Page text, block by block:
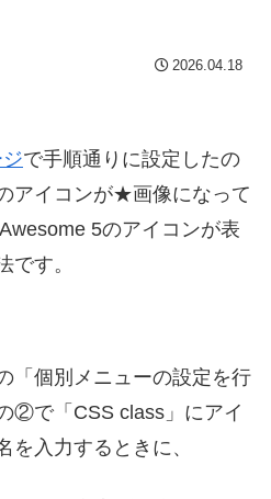
2026.04.18
で手順通りに設定したの
アイコンが★画像になって
5のアイコンが表
です。
「個別メニューの設定を行
②で「CSS class」にアイ
を入力するときに、